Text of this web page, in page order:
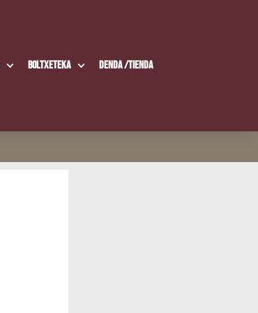
Boltxe­te­ka Den­da /​Tien­da